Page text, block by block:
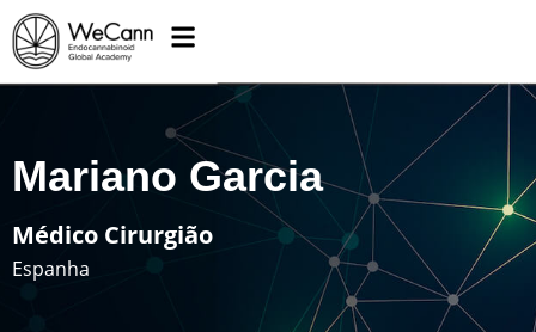
Mariano Garcia
Médico Cirurgião
Espanha